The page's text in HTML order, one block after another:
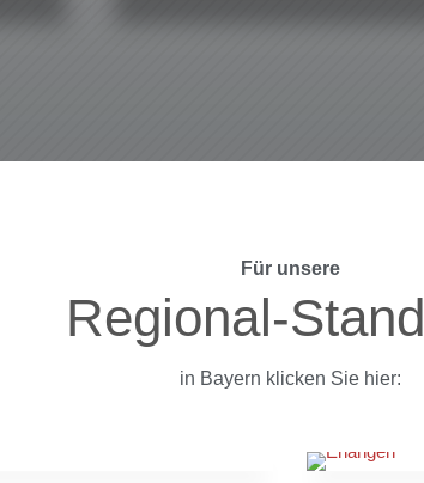
Für unsere
Regional-
in Bayern klicken Sie hier: